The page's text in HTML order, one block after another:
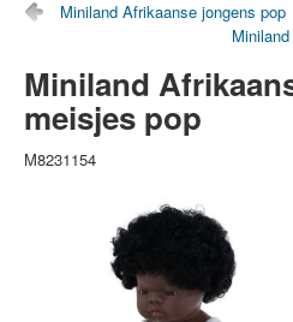
Miniland Afrikaanse jongens pop
Miniland
meisjes pop
M8231154